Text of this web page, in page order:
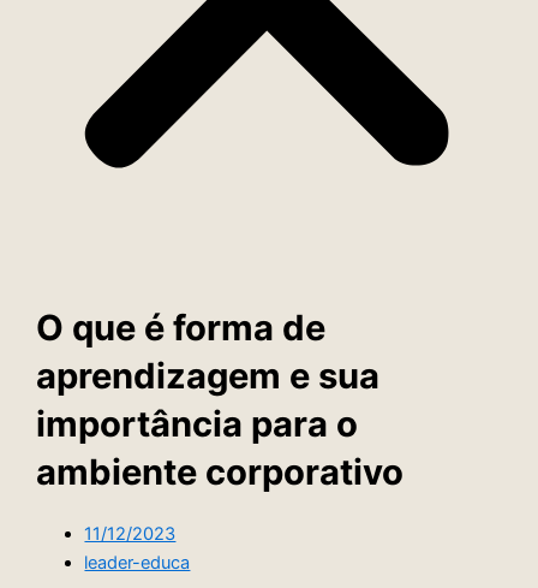
O que é forma de
aprendizagem e sua
importância para o
ambiente corporativo
11/12/2023
leader-educa